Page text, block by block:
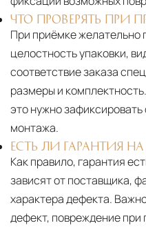
ЧТО ПРОВЕРЯТЬ ПРИ
При приёмке желательно
целостность упаковки,
соответствие заказа
размеры и
это нужно
монтажа.
ЕСТЬ ЛИ ГАРАНТИЯ
Как правило, гарантия
зависят от поставщика,
характера дефекта.
дефект, повреждение